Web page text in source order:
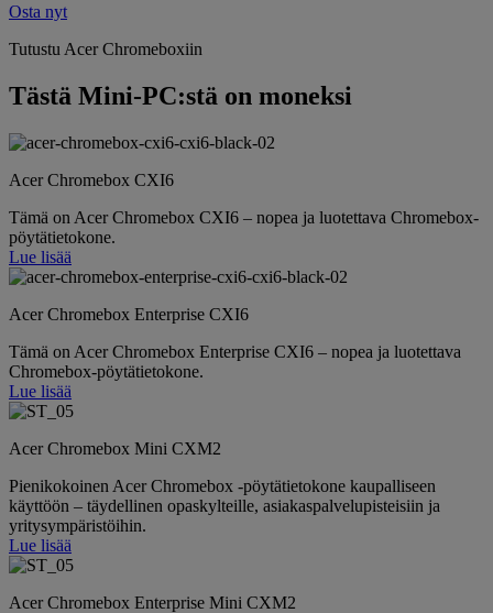
Osta nyt
Tutustu Acer Chromeboxiin
Tästä Mini-PC:stä on moneksi
Acer Chromebox CXI6
Tämä on Acer Chromebox CXI6 – nopea ja luotettava Chromebox-
pöytätietokone.
Lue lisää
Acer Chromebox Enterprise CXI6
Tämä on Acer Chromebox Enterprise CXI6 – nopea ja luotettava
Chromebox-pöytätietokone.
Lue lisää
Acer Chromebox Mini CXM2
Pienikokoinen Acer Chromebox -pöytätietokone kaupalliseen
käyttöön – täydellinen opaskylteille, asiakaspalvelupisteisiin ja
yritysympäristöihin.
Lue lisää
Acer Chromebox Enterprise Mini CXM2